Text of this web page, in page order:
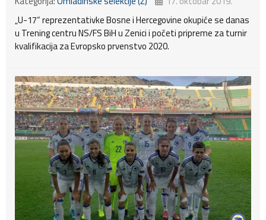
„U-17“ reprezentativke Bosne i Hercegovine okupiće se danas
u Trening centru NS/FS BiH u Zenici i početi pripreme za turnir
kvalifikacija za Evropsko prvenstvo 2020.